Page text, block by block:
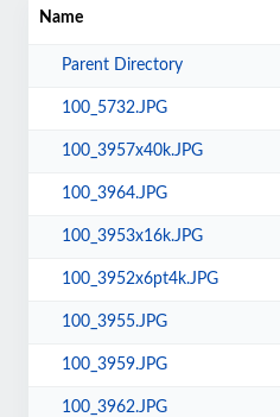
Name
Parent Directory
100_5732.JPG
100_3957x40k.JPG
100_3964.JPG
100_3953x16k.JPG
100_3952x6pt4k.JPG
100_3955.JPG
100_3959.JPG
100_3962.JPG